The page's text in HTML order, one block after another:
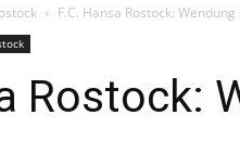
F.C. Hansa Rostock:
Rostock: